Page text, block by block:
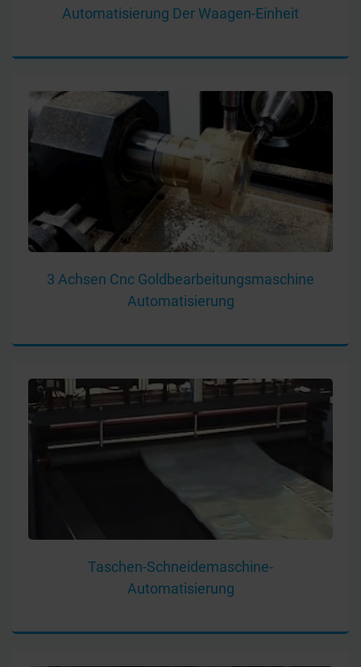
Automatisierung Der Waagen-Einheit
3 Achsen Cnc Goldbearbeitungsmaschine
Automatisierung
Taschen-Schneidemaschine-
Automatisierung